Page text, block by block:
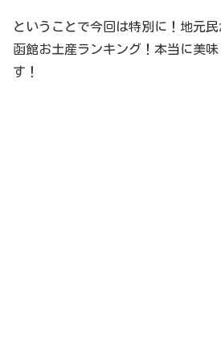
ということで今回は特別に！地元
函館お土産ランキング！本当に美
す！